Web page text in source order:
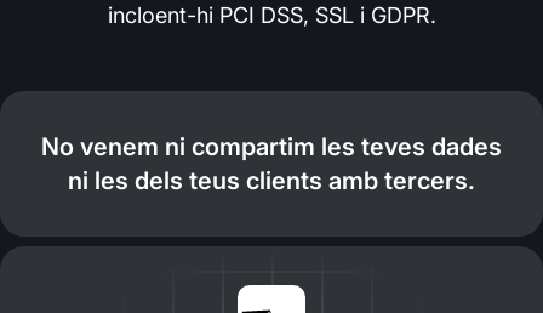
incloent-hi PCI DSS, SSL i GDPR.
No venem ni compartim les teves dades
ni les dels teus clients amb tercers.